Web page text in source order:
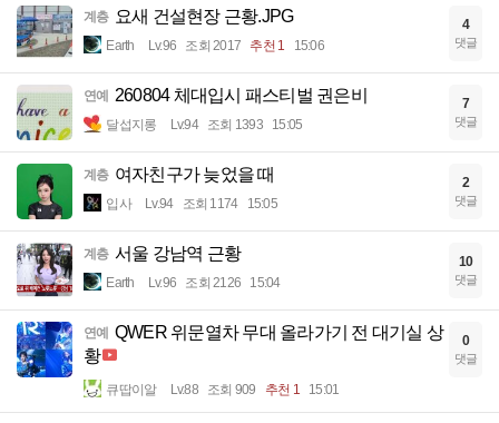
계층 요새 건설현장 근황.JPG
Earth Lv.96 조회 2017 추천 1 15:06
4
댓글
연예 260804 체대입시 패스티벌 권은비
달섭지롱 Lv.94 조회 1393 15:05
7
댓글
계층 여자친구가 늦었을 때
입사 Lv.94 조회 1174 15:05
2
댓글
계층 서울 강남역 근황
Earth Lv.96 조회 2126 15:04
10
댓글
연예
QWER 위문열차 무대 올라가기 전 대기실 상
황
큐땁이알 Lv.88 조회 909 추천 1 15:01
0
댓글